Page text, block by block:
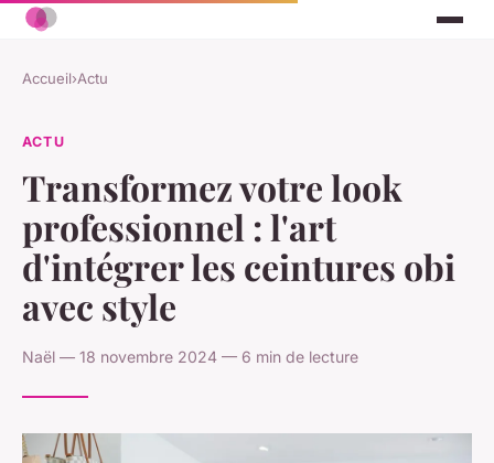
Accueil›Actu
ACTU
Transformez votre look
professionnel : l'art
d'intégrer les ceintures obi
avec style
Naël — 18 novembre 2024 — 6 min de lecture